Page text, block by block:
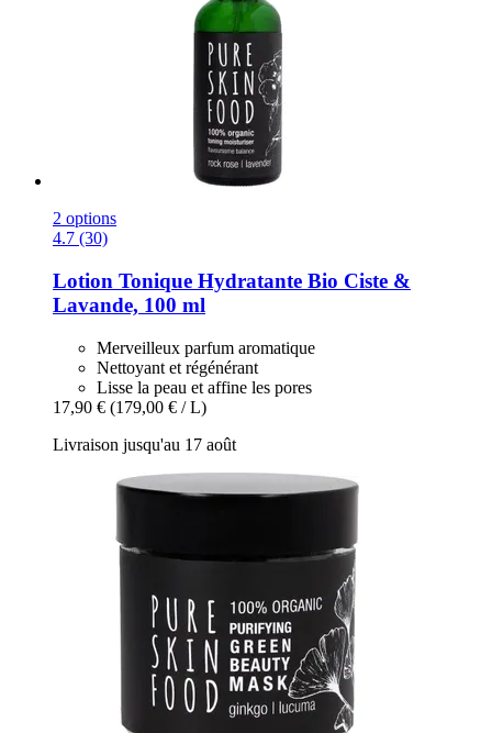
2 options
4.7 (30)
Lotion Tonique Hydratante Bio Ciste &
Lavande, 100 ml
Merveilleux parfum aromatique
Nettoyant et régénérant
Lisse la peau et affine les pores
17,90 € (179,00 € / L)
Livraison jusqu'au 17 août